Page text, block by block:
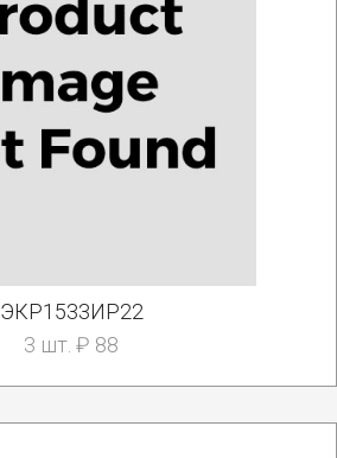
ЭКР1533ИР22
3 шт. ₽ 88